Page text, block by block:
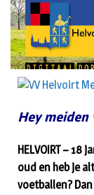
Hey
HELVOIRT – 18
oud en heb je
voetballen?